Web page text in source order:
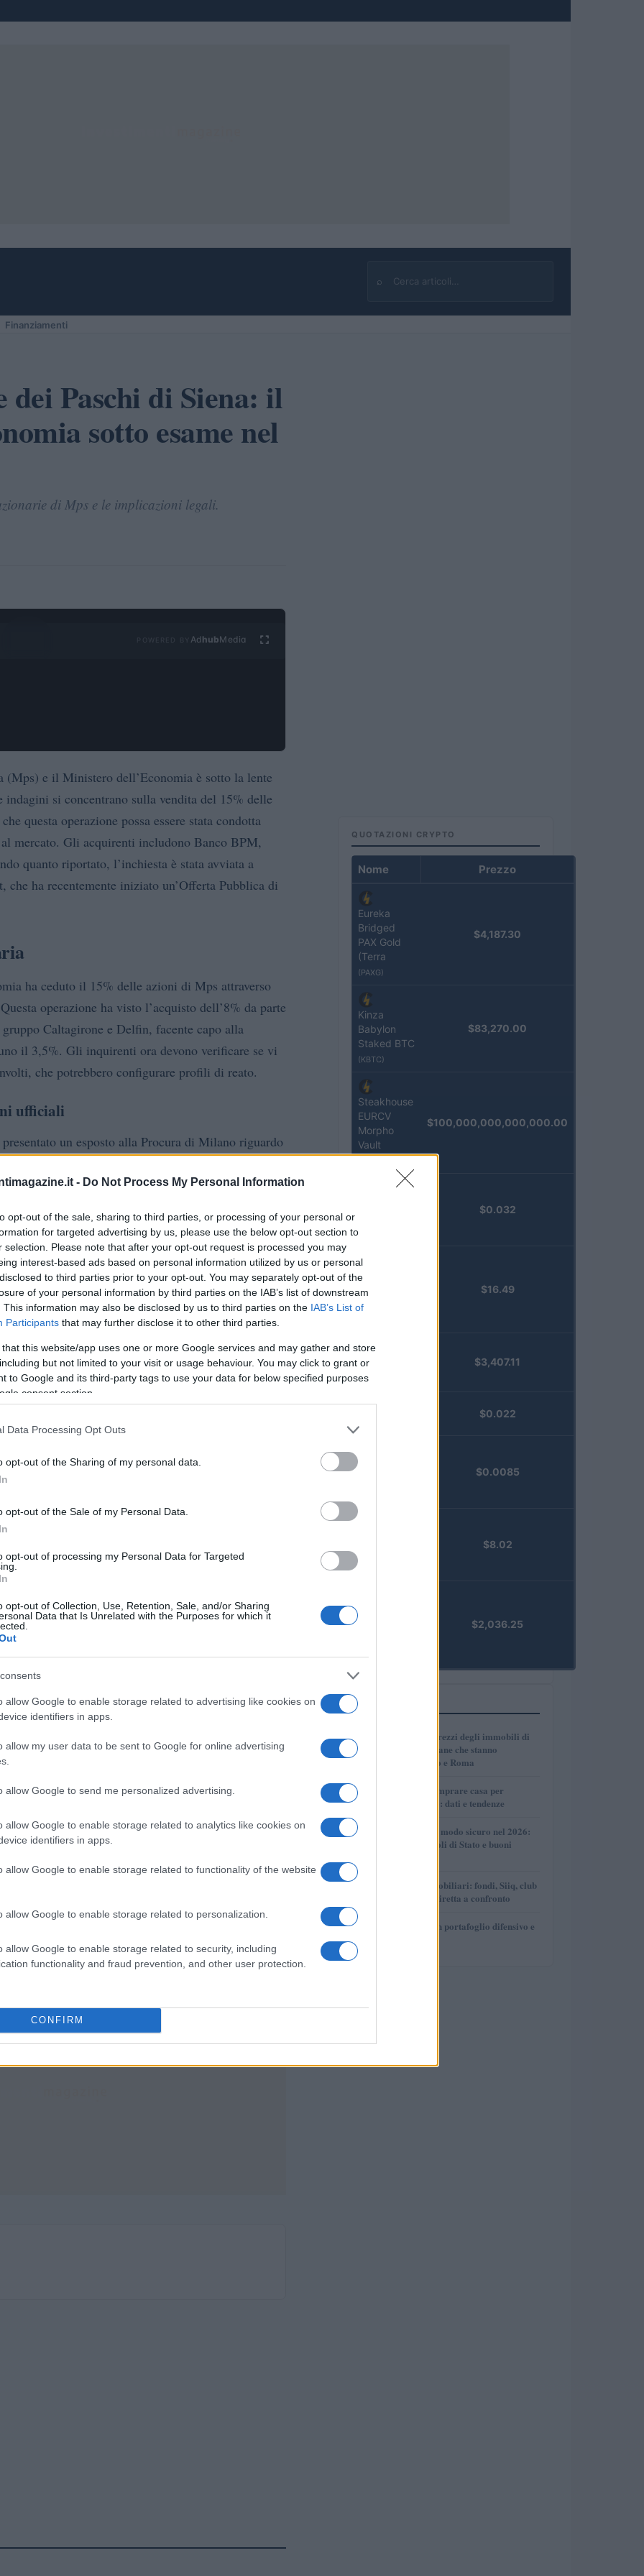
- Do Not Process My Personal Information
opt-out of the sale, sharing to third parties, or processing of your personal or
for targeted advertising by us, please use the below opt-out section to
selection. Please note that after your opt-out request is processed you may
interest-based ads based on personal information utilized by us or personal
to third parties prior to your opt-out. You may separately opt-out of the
of your personal information by third parties on the IAB’s list of downstream
This information may also be disclosed by us to third parties on the IAB’s List of
Participants that may further disclose it to other third parties.
that this website/app uses one or more Google services and may gather and store
but not limited to your visit or usage behaviour. You may click to grant or
to Google and its third-party tags to use your data for below specified purposes
consent section.
Data Processing Opt Outs
opt-out of the Sharing of my personal data.
opt-out of the Sale of my Personal Data.
opt-out of processing my Personal Data for Targeted
opt-out of Collection, Use, Retention, Sale, and/or Sharing
Data that Is Unrelated with the Purposes for which it
allow Google to enable storage related to advertising like cookies on
identifiers in apps.
allow my user data to be sent to Google for online advertising
allow Google to send me personalized advertising.
allow Google to enable storage related to analytics like cookies on
identifiers in apps.
allow Google to enable storage related to functionality of the website
allow Google to enable storage related to personalization.
allow Google to enable storage related to security, including
functionality and fraud prevention, and other user protection.
CONFIRM
⌕
Cerca
Finanziamenti
Paschi di Siena: il
sotto esame nel
di Mps e le implicazioni legali.
Ad hubMedia
(Mps) e il Ministero dell’Economia è sotto la lente
si concentrano sulla vendita del 15% delle
questa operazione possa essere stata condotta
mercato. Gli acquirenti includono Banco BPM,
quanto riportato, l’inchiesta è stata avviata a
che ha recentemente iniziato un’Offerta Pubblica di
ha ceduto il 15% delle azioni di Mps attraverso
operazione ha visto l’acquisto dell’8% da parte
Caltagirone e Delfin, facente capo alla
il 3,5%. Gli inquirenti ora devono verificare se vi
che potrebbero configurare profili di reato.
ufficiali
un esposto alla Procura di Milano riguardo
Questa dichiarazione è stata fatta da un
sono state denunce ufficiali in relazione a queste
le indagini potrebbero avere ripercussioni
cessione di Mps sia parallelo a un altro
Questo secondo fascicolo è nato da una
e attualmente è a modello 45, il che significa
contesto di incertezze e indagini potrebbe
nei prossimi mesi.
riguardo all’Offerta Pubblica di Acquisto di
dichiarato che esaminerà tutte le implicazioni
definire una partnership con un leader nel settore
in prossimità di un’importante assemblea
decidere se approvare o meno l’operazione.
suggeriscono un periodo di turbolenze e
devono prestare attenzione a come queste
un impatto significativo sulle decisioni di
QUOTAZIONI CRYPTO
Nome Prezzo
Eureka
Bridged
PAX Gold
(Terra
(PAXG)
$4,187.30
Kinza
Babylon
Staked BTC
(KBTC)
$83,270.00
Steakhouse
EURCV
Morpho
Vault
$100,000,000,000,000.00
(EPOCH)
$0.032
Stride
Staked
Injective
$16.49
Vested XOR
(VXOR)
$3,407.11
$0.022
$0.0085
$8.02
PRIME)
$2,036.25
PIÙ LETTI
1
Dove crescono i prezzi degli immobili di
lusso: le città italiane che stanno
superando Milano e Roma
2
Dove conviene comprare casa per
affittarla nel 2026: dati e tendenze
3
Come investire in modo sicuro nel 2026:
conti deposito, titoli di Stato e buoni
4
Investimenti immobiliari: fondi, Siiq, club
deal e proprietà diretta a confronto
5
Come costruire un portafoglio difensivo e